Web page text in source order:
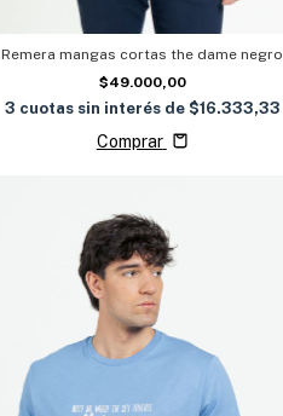
Remera mangas cortas the dame negro
$49.000,00
3 cuotas sin interés de $16.333,33
Comprar